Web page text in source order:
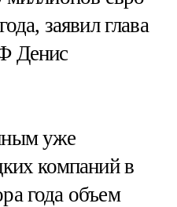
заявил глава
Денис
уже
компаний в
года объем